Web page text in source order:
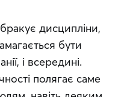
дисципліни,
бути
і всередині.
полягає саме